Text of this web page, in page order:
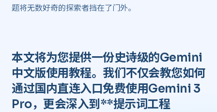
题将无数好奇的探索者挡在了门外。
本文将为您提供一份史诗级的Gemini
中文版使用教程。我们不仅会教您如何
通过国内直连入口免费使用Gemini 3
Pro，更会深入到**提示词工程